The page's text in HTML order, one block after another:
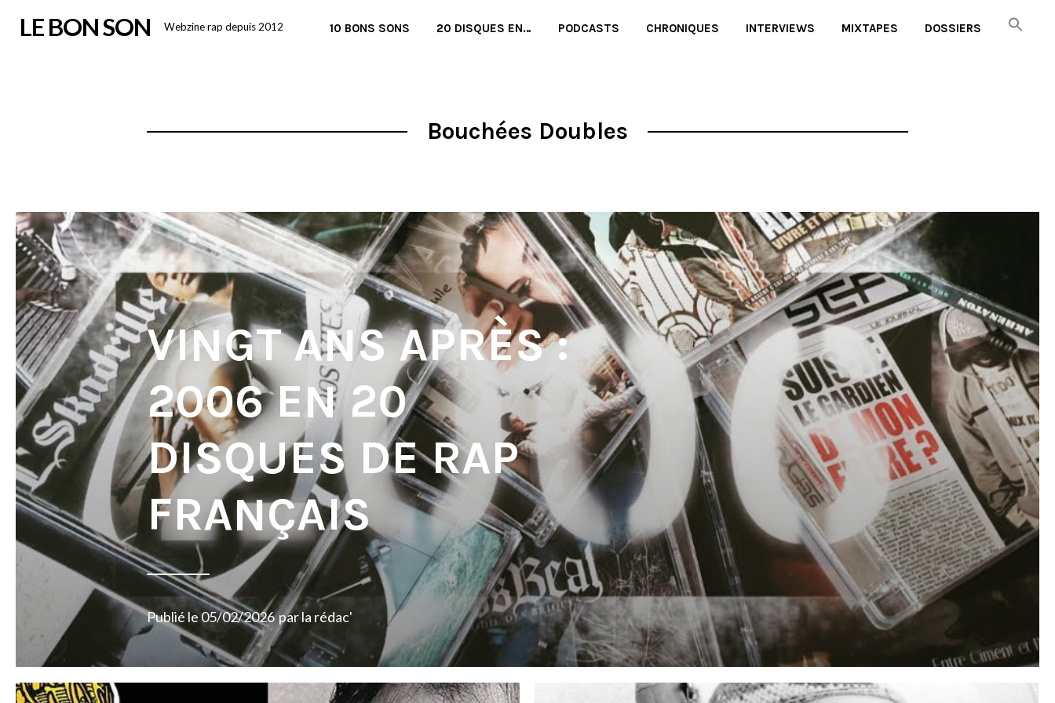
LE BON SON Webzine rap depuis 2012 10 BONS SONS 20 DISQUES EN… PODCASTS CHRONIQUES INTERVIEWS MIXTAPES DOSSIERS
Bouchées Doubles
VINGT ANS APRÈS :
2006 EN 20
DISQUES DE RAP
FRANÇAIS
Publié le 05/02/2026 parla rédac'